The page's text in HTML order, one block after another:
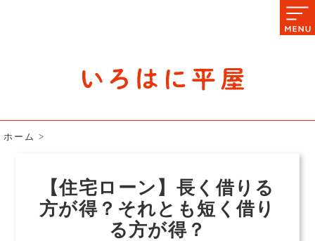
ホーム >
【住宅ローン】長く借りる
方が得？それとも短く借り
る方が得？